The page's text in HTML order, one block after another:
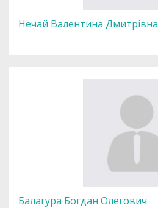
Нечай Валентина Дмитрівна
Балагура Богдан Олегович